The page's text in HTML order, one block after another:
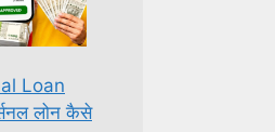
Loan
लोन कैसे